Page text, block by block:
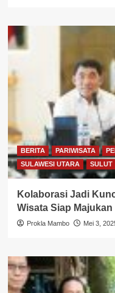
BERITA PARIWISATA
SULAWESI UTARA
SULUT
Kolaborasi Jadi
Wisata Siap
Prokla Mambo Mei 3,